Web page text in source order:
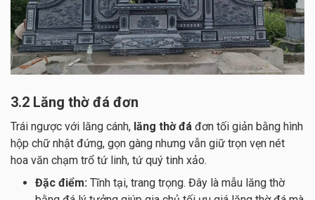
3.2 Lăng thờ đá đơn
Trái ngược với lăng cánh, lăng thờ đá đơn tối giản bằng hình
hộp chữ nhật đứng, gọn gàng nhưng vẫn giữ trọn vẹn nét
hoa văn chạm trổ tứ linh, tứ quý tinh xảo.
Đặc điểm: Tĩnh tại, trang trọng. Đây là mẫu lăng thờ